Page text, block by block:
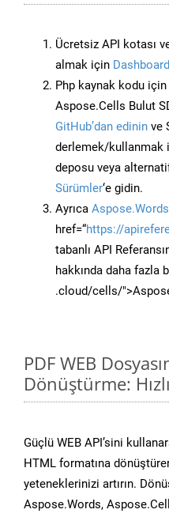
Ücretsiz API kotası
almak için Dashboard
Php kaynak kodu
Aspose.Cells Bulut
GitHub’dan edinin ve
derlemek/kullanmak
deposu veya
Sürümler‘e gidin.
Ayrıca Aspose.Words
href=“https://
tabanlı API
hakkında daha fazla
.cloud/cells/
PDF WEB
Dönüştürme:
Güçlü WEB API’sini
HTML formatına
yeteneklerinizi artırın.
Aspose.Words,